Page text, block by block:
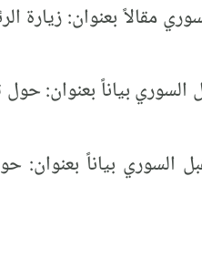
مقالاً بعنوان: زيارة
السوري بياناً
السوري بياناً بعنوان: